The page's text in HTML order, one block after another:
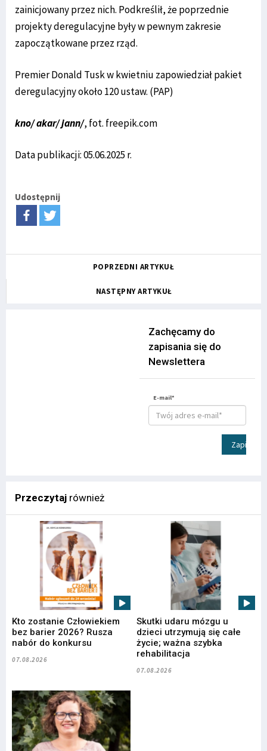
zainicjowany przez nich. Podkreślił, że poprzednie
projekty deregulacyjne były w pewnym zakresie
zapoczątkowane przez rząd.
Premier Donald Tusk w kwietniu zapowiedział pakiet
deregulacyjny około 120 ustaw. (PAP)
kno/ akar/ jann/, fot. freepik.com
Data publikacji: 05.06.2025 r.
Udostępnij
POPRZEDNI ARTYKUŁ
NASTĘPNY ARTYKUŁ
Zachęcamy do
zapisania się do
Newslettera
E-mail*
Zapisz
Przeczytaj również
Kto zostanie Człowiekiem
bez barier 2026? Rusza
nabór do konkursu
07.08.2026
Skutki udaru mózgu u
dzieci utrzymują się całe
życie; ważna szybka
rehabilitacja
07.08.2026